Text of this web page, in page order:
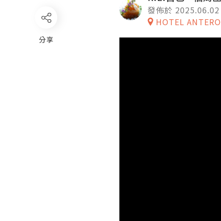
發佈於 2025.06.02
HOTEL
分享